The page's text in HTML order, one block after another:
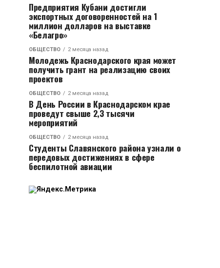
Предприятия Кубани достигли
экспортных договоренностей на 1
миллион долларов на выставке
«Белагро»
ОБЩЕСТВО 2 месяца назад
Молодежь Краснодарского края может
получить грант на реализацию своих
проектов
ОБЩЕСТВО 2 месяца назад
В День России в Краснодарском крае
проведут свыше 2,3 тысячи
мероприятий
ОБЩЕСТВО 2 месяца назад
Студенты Славянского района узнали о
передовых достижениях в сфере
беспилотной авиации